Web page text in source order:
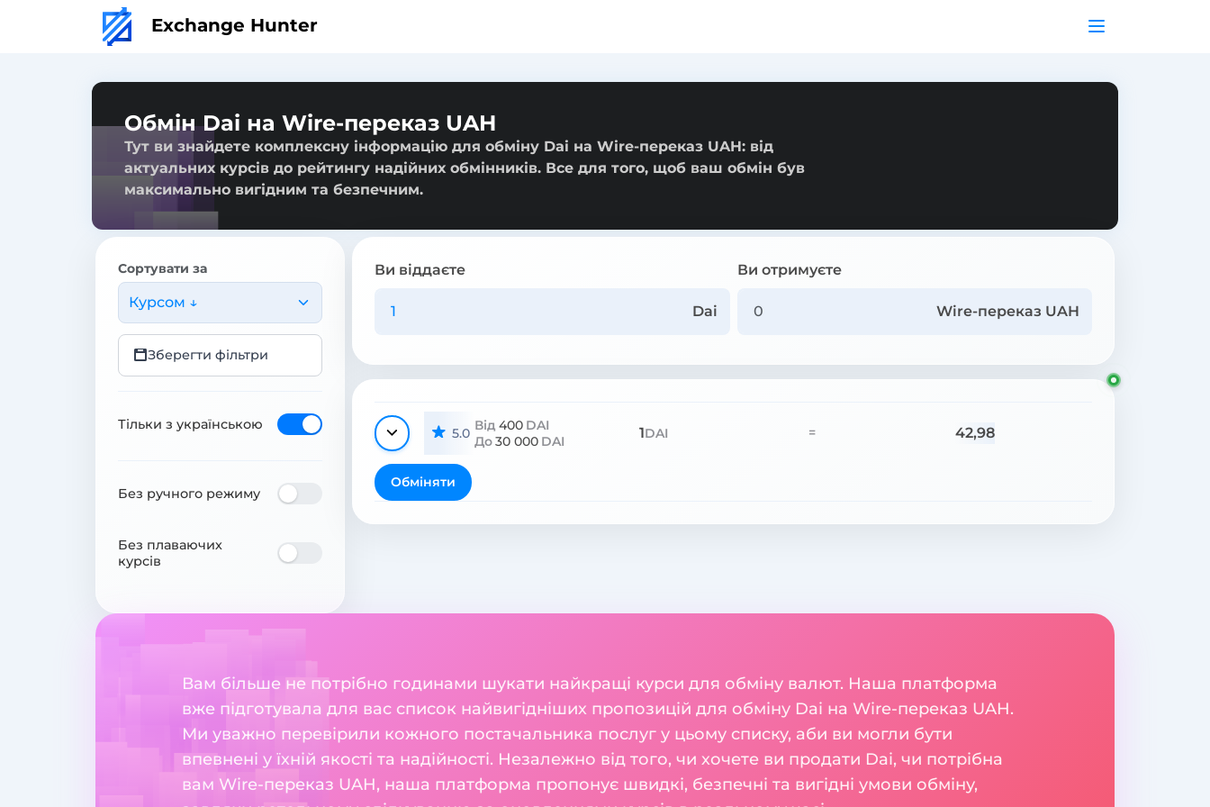
Exchange Hunter
Обмін Dai на Wire-переказ UAH
Тут ви знайдете комплексну інформацію для обміну Dai на Wire-переказ UAH: від
актуальних курсів до рейтингу надійних обмінників. Все для того, щоб ваш обмін був
максимально вигідним та безпечним.
Сортувати за
Курсом ↓
Зберегти фільтри
Тільки з українською
Без ручного режиму
Без плаваючих
курсів
Ви віддаєте
Dai
Ви отримуєте
Wire-переказ UAH
5.0 Від 400 DAI
До30 000 DAI 1DAI = 42,98
Обміняти
Вам більше не потрібно годинами шукати найкращі курси для обміну валют. Наша платформа
вже підготувала для вас список найвигідніших пропозицій для обміну Dai на Wire-переказ UAH.
Ми уважно перевірили кожного постачальника послуг у цьому списку, аби ви могли бути
впевнені у їхній якості та надійності. Незалежно від того, чи хочете ви продати Dai, чи потрібна
вам Wire-переказ UAH, наша платформа пропонує швидкі, безпечні та вигідні умови обміну,